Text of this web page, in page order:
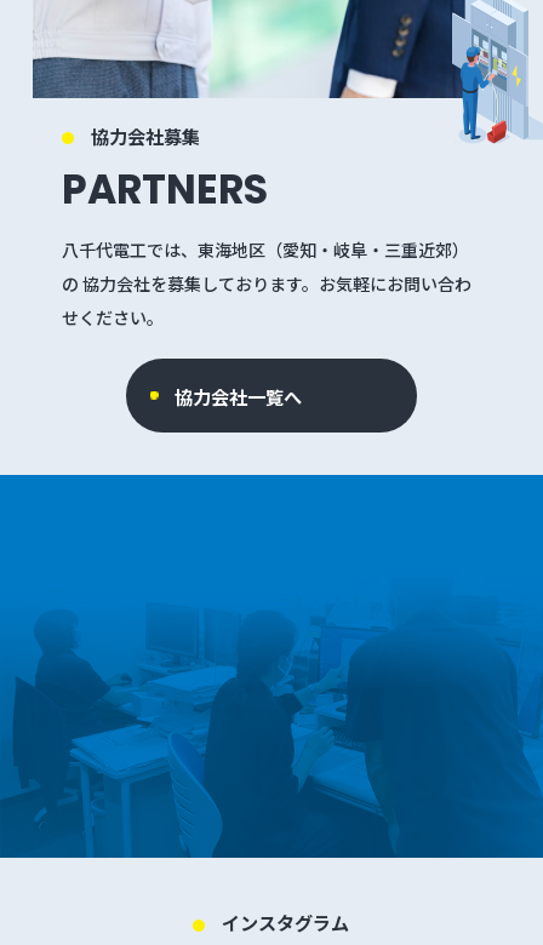
協力会社募集
PARTNERS
八千代電工では、東海地区（愛知・岐阜・三重近郊）
の 協力会社を募集しております。お気軽にお問い合わ
せください。
協力会社一覧へ
インスタグラム